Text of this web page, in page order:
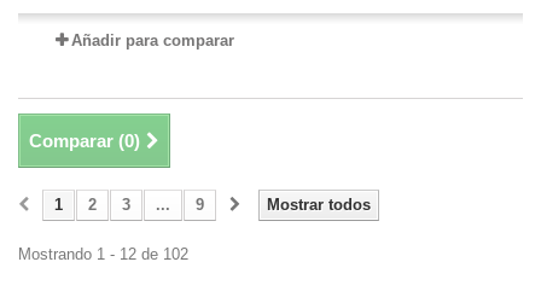
Añadir para comparar
Comparar (0)
Mostrar todos
1 2 3 ... 9
Mostrando 1 - 12 de 102